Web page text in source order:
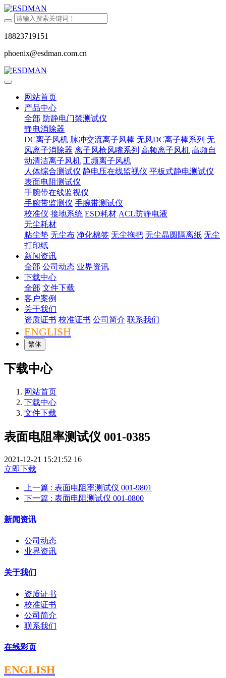
18823719151
phoenix@esdman.com.cn
网站首页
产品中心
全部 防静电门禁测试仪
静电消除器
DC离子风机 脉冲交流离子风棒 无风DC离子棒系列 无
风离子消除器 离子风枪风嘴系列 高频离子风机 高频自
动清洁离子风机 工频离子风机
人体综合测试仪 静电压在线监视仪 平板式静电测试仪
表面电阻测试仪
手腕带在线监视仪
手腕带监测仪 手腕带测试仪
校准仪 接地系统 ESD耗材 ACL防静电液
无尘耗材
粘尘垫 无尘布 净化棉签 无尘拖把 无尘晶圆隔离纸 无尘
打印纸
新闻资讯
全部 公司动态 业界资讯
下载中心
全部 文件下载
客户案例
关于我们
资质证书 校准证书 公司简介 联系我们
ENGLISH
繁体
下载中心
网站首页
下载中心
文件下载
表面电阻率测试仪 001-0385
2021-12-21 15:21:52 16
立即下载
上一篇 : 表面电阻率测试仪 001-9801
下一篇 : 表面电阻测试仪 001-0800
新闻资讯
公司动态
业界资讯
关于我们
资质证书
校准证书
公司简介
联系我们
在线彩页
ENGLISH